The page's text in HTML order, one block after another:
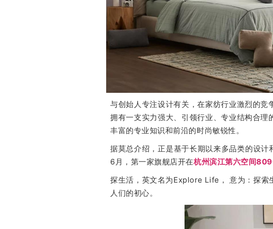
与创始人专注设计有关，在家纺行业激烈的竞
拥有一支实力强大、引领行业、专业结构合理
丰富的专业知识和前沿的时尚敏锐性。
据莫总介绍，正是基于长期以来多品类的设
6月，第一家旗舰店开在杭州滨江第六空间
探生活，英文名为Explore Life， 意为：探索
人们的初心。